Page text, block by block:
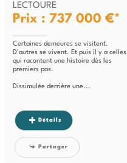
LECTOURE
Prix : 737 000 €*
Certaines demeures se visitent.
D'autres se vivent. Et puis il y a celles
qui racontent une histoire dès les
premiers pas.
Dissimulée derrière une...
Détails
Partager